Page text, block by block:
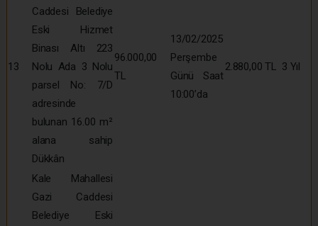
13
Caddesi Belediye
Eski Hizmet
Binası Altı 223
Nolu Ada 3 Nolu
parsel No: 7/D
adresinde
bulunan 16.00 m²
alana sahip
Dükkân
96.000,00
TL
13/02/2025
Perşembe
Günü Saat
10:00’da
2.880,00 TL 3 Yıl
Kale Mahallesi
Gazi Caddesi
Belediye Eski